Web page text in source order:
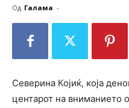
Од Галама -
Северина Којиќ, која
центарот на вниманието